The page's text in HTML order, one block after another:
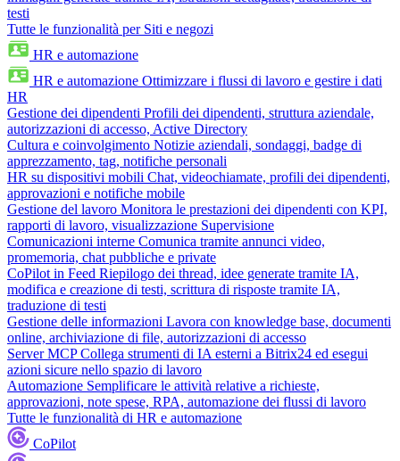
testi
Tutte le funzionalità per Siti e negozi
HR e automazione
HR e automazione Ottimizzare i flussi di lavoro e gestire i dati
HR
Gestione dei dipendenti Profili dei dipendenti, struttura aziendale,
autorizzazioni di accesso, Active Directory
Cultura e coinvolgimento Notizie aziendali, sondaggi, badge di
apprezzamento, tag, notifiche personali
HR su dispositivi mobili Chat, videochiamate, profili dei dipendenti,
approvazioni e notifiche mobile
Gestione del lavoro Monitora le prestazioni dei dipendenti con KPI,
rapporti di lavoro, visualizzazione Supervisione
Comunicazioni interne Comunica tramite annunci video,
promemoria, chat pubbliche e private
CoPilot in Feed Riepilogo dei thread, idee generate tramite IA,
modifica e creazione di testi, scrittura di risposte tramite IA,
traduzione di testi
Gestione delle informazioni Lavora con knowledge base, documenti
online, archiviazione di file, autorizzazioni di accesso
Server MCP Collega strumenti di IA esterni a Bitrix24 ed esegui
azioni sicure nello spazio di lavoro
Automazione Semplificare le attività relative a richieste,
approvazioni, note spese, RPA, automazione dei flussi di lavoro
Tutte le funzionalità di HR e automazione
CoPilot